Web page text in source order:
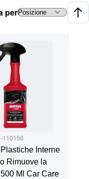
per
110156
Interne
Rimuove la
Ml Car Care